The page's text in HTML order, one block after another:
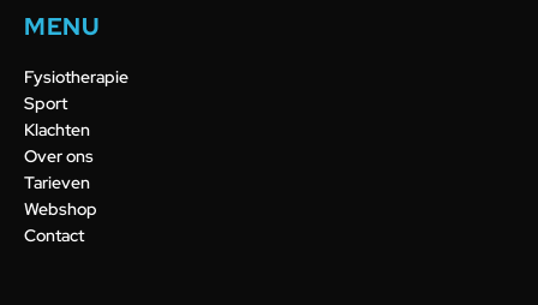
MENU
Fysiotherapie
Sport
Klachten
Over ons
Tarieven
Webshop
Contact